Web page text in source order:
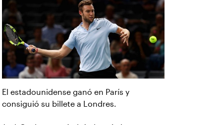
El estadounidense ganó en París y
consiguió su billete a Londres.